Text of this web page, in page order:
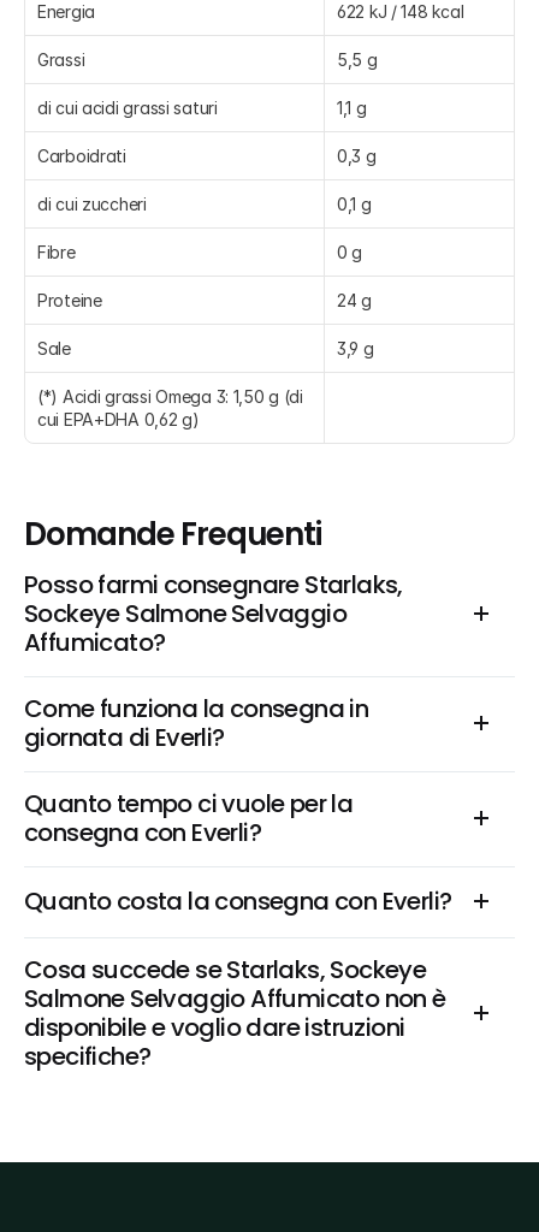
Energia 622 kJ / 148 kcal
Grassi 5,5 g
di cui acidi grassi saturi 1,1 g
Carboidrati 0,3 g
di cui zuccheri 0,1 g
Fibre 0 g
Proteine 24 g
Sale 3,9 g
(*) Acidi grassi Omega 3: 1,50 g (di
cui EPA+DHA 0,62 g)
Domande Frequenti
Posso farmi consegnare Starlaks,
Sockeye Salmone Selvaggio
Affumicato?
Come funziona la consegna in
giornata di Everli?
Quanto tempo ci vuole per la
consegna con Everli?
Quanto costa la consegna con Everli?
Cosa succede se Starlaks, Sockeye
Salmone Selvaggio Affumicato non è
disponibile e voglio dare istruzioni
specifiche?